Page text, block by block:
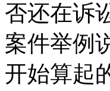
否还在诉
案件举例
开始算起